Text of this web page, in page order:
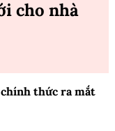
cho nhà
thức ra mắt